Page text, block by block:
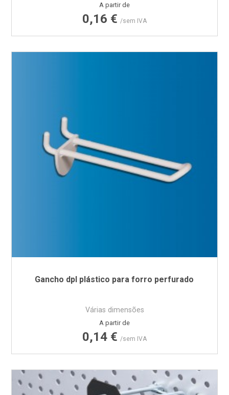
Preço
A partir de
0,16 € /sem IVA
Gancho dpl plástico para forro perfurado
Várias dimensões
Preço
A partir de
0,14 € /sem IVA